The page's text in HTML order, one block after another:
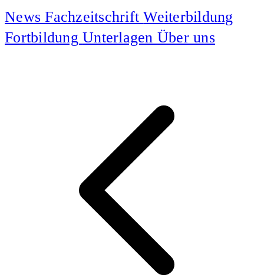
NewsFachzeitschriftWeiterbildung
FortbildungUnterlagen Über uns